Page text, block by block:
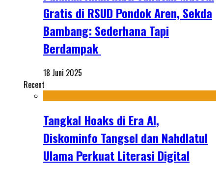
Gratis di RSUD Pondok Aren, Sekda
Bambang: Sederhana Tapi
Berdampak
18 Juni 2025
Recent
Tangkal Hoaks di Era AI,
Diskominfo Tangsel dan Nahdlatul
Ulama Perkuat Literasi Digital